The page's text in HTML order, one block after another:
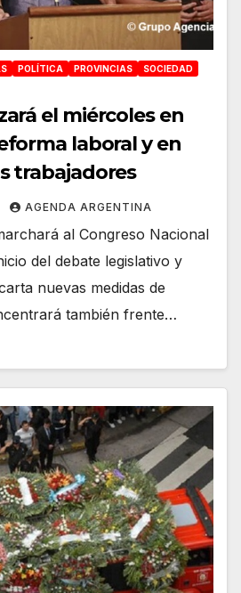
POLÍTICA PROVINCIAS
SOCIEDAD
el miércoles en
laboral y en
trabajadores
AGENDA ARGENTINA
al Congreso Nacional
del debate legislativo y
nuevas medidas de
también frente…